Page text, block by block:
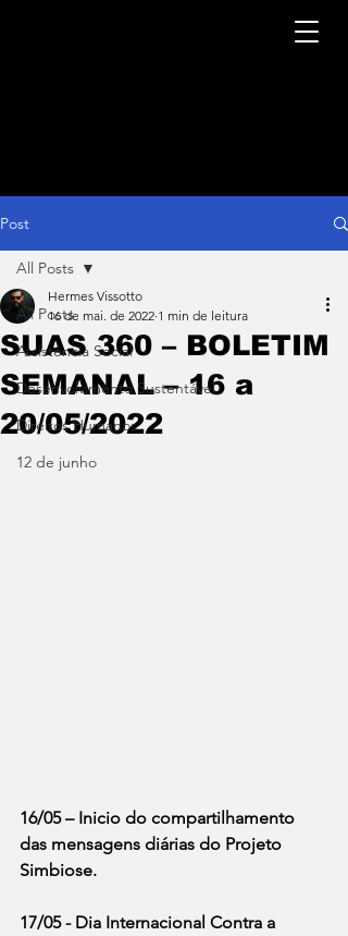
Post
All Posts
Assistência Social
Desenvolvimento Sustentável
Direitos Humanos
12 de junho
All Posts
SUAS 360 – BOLETIM
SEMANAL – 16 a
20/05/2022
Hermes Vissotto
16 de mai. de 2022 1 min de leitura
16/05 – Inicio do compartilhamento
das mensagens diárias do Projeto
Simbiose.
17/05 - Dia Internacional Contra a